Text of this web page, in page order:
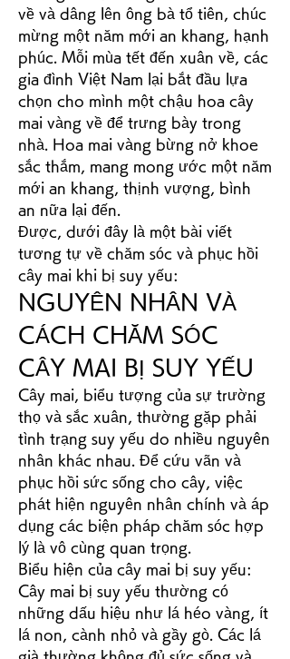
về và dâng lên ông bà tổ tiên, chúc
mừng một năm mới an khang, hạnh
phúc. Mỗi mùa tết đến xuân về, các
gia đình Việt Nam lại bắt đầu lựa
chọn cho mình một chậu hoa cây
mai vàng về để trưng bày trong
nhà. Hoa mai vàng bừng nở khoe
sắc thắm, mang mong ước một năm
mới an khang, thịnh vượng, bình
an nữa lại đến.
Được, dưới đây là một bài viết
tương tự về chăm sóc và phục hồi
cây mai khi bị suy yếu:
NGUYÊN NHÂN VÀ
CÁCH CHĂM SÓC
CÂY MAI BỊ SUY YẾU
Cây mai, biểu tượng của sự trường
thọ và sắc xuân, thường gặp phải
tình trạng suy yếu do nhiều nguyên
nhân khác nhau. Để cứu vãn và
phục hồi sức sống cho cây, việc
phát hiện nguyên nhân chính và áp
dụng các biện pháp chăm sóc hợp
lý là vô cùng quan trọng.
Biểu hiện của cây mai bị suy yếu:
Cây mai bị suy yếu thường có
những dấu hiệu như lá héo vàng, ít
lá non, cành nhỏ và gầy gò. Các lá